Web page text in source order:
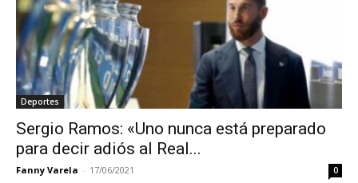
Deportes
Sergio Ramos: «Uno nunca está preparado
para decir adiós al Real...
Fanny Varela - 17/06/2021 0